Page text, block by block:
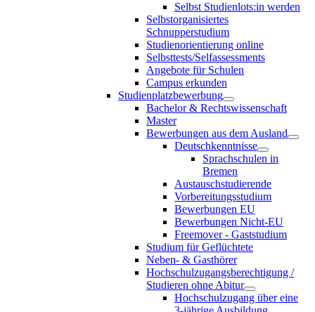
Selbst Studienlots:in werden
Selbstorganisiertes
Schnupperstudium
Studienorientierung online
Selbsttests/Selfassessments
Angebote für Schulen
Campus erkunden
Studienplatzbewerbung
Bachelor & Rechtswissenschaft
Master
Bewerbungen aus dem Ausland
Deutschkenntnisse
Sprachschulen in
Bremen
Austauschstudierende
Vorbereitungsstudium
Bewerbungen EU
Bewerbungen Nicht-EU
Freemover - Gaststudium
Studium für Geflüchtete
Neben- & Gasthörer
Hochschulzugangsberechtigung /
Studieren ohne Abitur
Hochschulzugang über eine